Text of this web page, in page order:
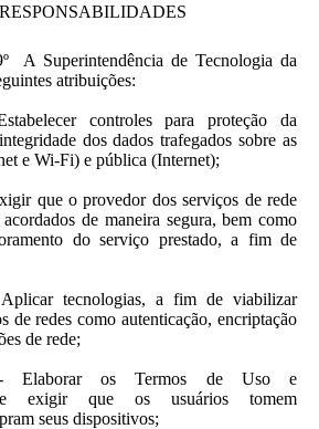
A Superintendência de Tecnologia da
atribuições:
controles para proteção da
dos dados trafegados sobre as
e Wi-Fi) e pública (Internet);
que o provedor dos serviços de rede
de maneira segura, bem como
do serviço prestado, a fim de
tecnologias, a fim de viabilizar
de redes como autenticação, encriptação
de rede;
os Termos de Uso e
e exigir que os usuários tomem
seus dispositivos;